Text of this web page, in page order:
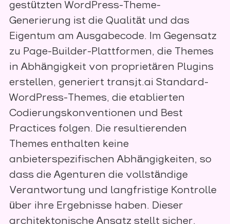
gestützten WordPress-Theme-
Generierung ist die Qualität und das
Eigentum am Ausgabecode. Im Gegensatz
zu Page-Builder-Plattformen, die Themes
in Abhängigkeit von proprietären Plugins
erstellen, generiert transjt.ai Standard-
WordPress-Themes, die etablierten
Codierungskonventionen und Best
Practices folgen. Die resultierenden
Themes enthalten keine
anbieterspezifischen Abhängigkeiten, so
dass die Agenturen die vollständige
Verantwortung und langfristige Kontrolle
über ihre Ergebnisse haben. Dieser
architektonische Ansatz stellt sicher,